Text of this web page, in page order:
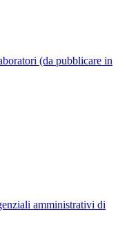
(da pubblicare in
amministrativi di